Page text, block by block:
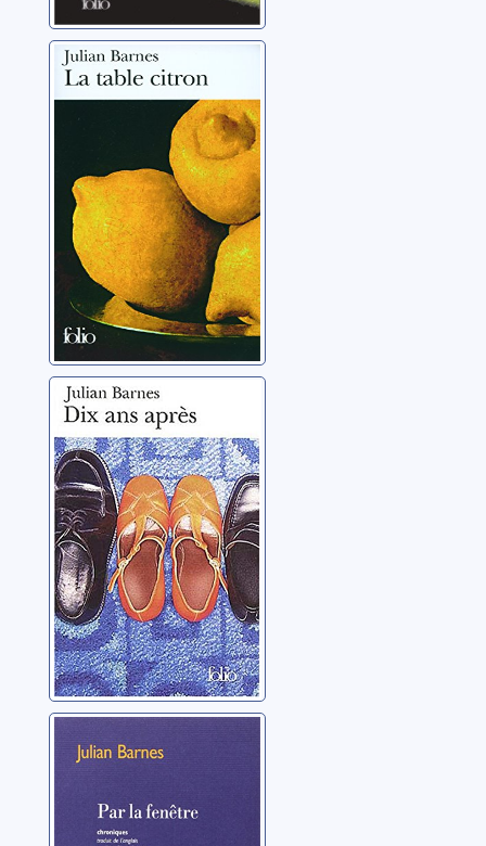
La table citron
Barnes, Julian
Dix ans après
Barnes, Julian
Par la fenêtre
Barnes, Julian